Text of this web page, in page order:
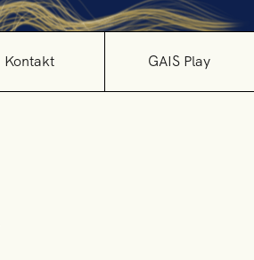
Kontakt GAIS Play